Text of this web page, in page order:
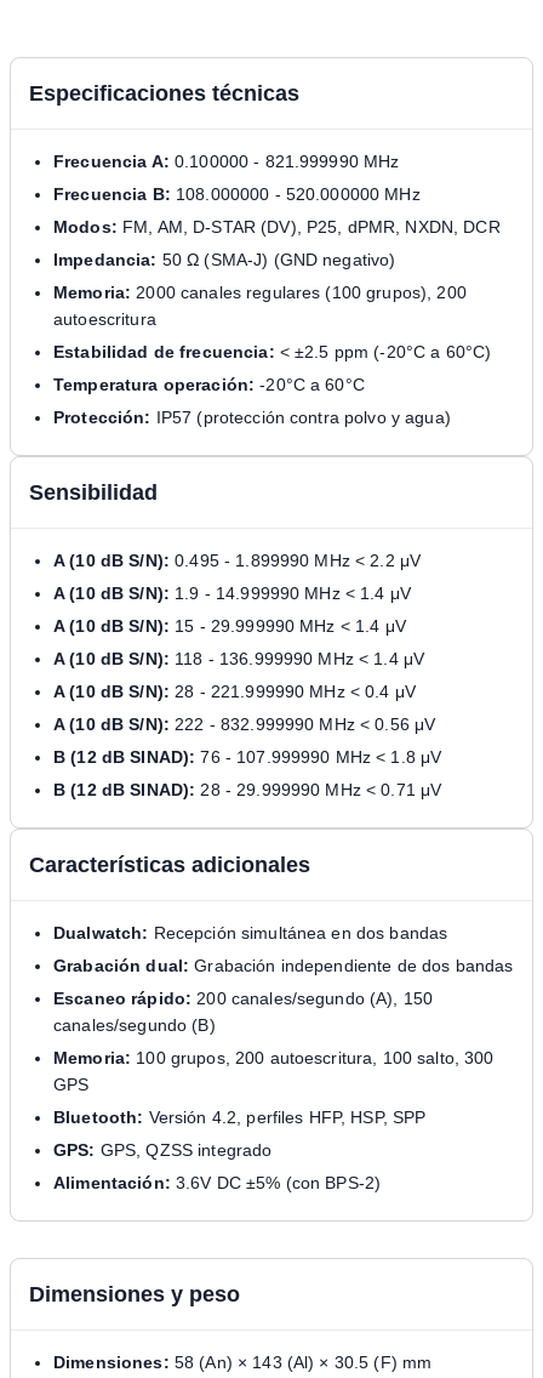
Especificaciones técnicas
Frecuencia A: 0.100000 - 821.999990 MHz
Frecuencia B: 108.000000 - 520.000000 MHz
Modos: FM, AM, D-STAR (DV), P25, dPMR, NXDN, DCR
Impedancia: 50 Ω (SMA-J) (GND negativo)
Memoria: 2000 canales regulares (100 grupos), 200
autoescritura
Estabilidad de frecuencia: < ±2.5 ppm (-20°C a 60°C)
Temperatura operación: -20°C a 60°C
Protección: IP57 (protección contra polvo y agua)
Sensibilidad
A (10 dB S/N): 0.495 - 1.899990 MHz < 2.2 μV
A (10 dB S/N): 1.9 - 14.999990 MHz < 1.4 μV
A (10 dB S/N): 15 - 29.999990 MHz < 1.4 μV
A (10 dB S/N): 118 - 136.999990 MHz < 1.4 μV
A (10 dB S/N): 28 - 221.999990 MHz < 0.4 μV
A (10 dB S/N): 222 - 832.999990 MHz < 0.56 μV
B (12 dB SINAD): 76 - 107.999990 MHz < 1.8 μV
B (12 dB SINAD): 28 - 29.999990 MHz < 0.71 μV
Características adicionales
Dualwatch: Recepción simultánea en dos bandas
Grabación dual: Grabación independiente de dos bandas
Escaneo rápido: 200 canales/segundo (A), 150
canales/segundo (B)
Memoria: 100 grupos, 200 autoescritura, 100 salto, 300
GPS
Bluetooth: Versión 4.2, perfiles HFP, HSP, SPP
GPS: GPS, QZSS integrado
Alimentación: 3.6V DC ±5% (con BPS-2)
Dimensiones y peso
Dimensiones: 58 (An) × 143 (Al) × 30.5 (F) mm